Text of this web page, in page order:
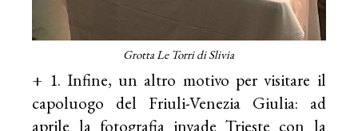
Grotta Le Torri di Slivia
+ 1. Infine, un altro motivo per visitare il
capoluogo del Friuli-Venezia Giulia: ad
aprile la fotografia invade Trieste con la